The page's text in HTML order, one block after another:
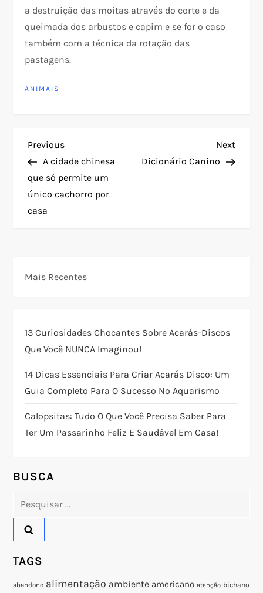
a destruição das moitas através do corte e da
queimada dos arbustos e capim e se for o caso
também com a técnica da rotação das
pastagens.
ANIMAIS
N
a
v
a
ã
o
d
e
o
s
t
Previous
Post
Previous
A cidade chinesa
que só permite um
único cachorro por
casa
Next
Post
Next
Dicionário Canino
Mais Recentes
13 Curiosidades Chocantes Sobre Acarás-Discos
Que Você NUNCA Imaginou!
14 Dicas Essenciais Para Criar Acarás Disco: Um
Guia Completo Para O Sucesso No Aquarismo
Calopsitas: Tudo O Que Você Precisa Saber Para
Ter Um Passarinho Feliz E Saudável Em Casa!
BUSCA
TAGS
abandono alimentação ambiente americano atenção bichano